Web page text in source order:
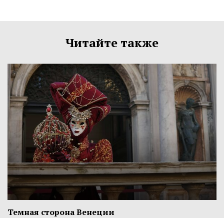
Читайте также
Темная сторона Венеции